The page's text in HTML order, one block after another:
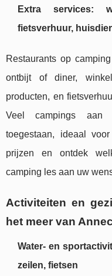
Extra services:
fietsverhuur,
Restaurants op
ontbijt of diner,
producten, en
Veel campings aan
toegestaan, ideaal
prijzen en ontdek
camping les aan uw
Activiteiten en
het meer van
Water- en
zeilen, fietsen